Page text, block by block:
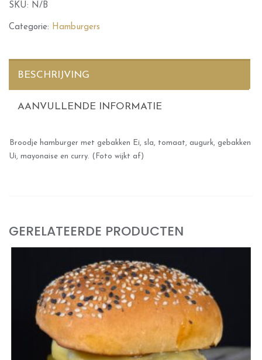
SKU: N/B
Categorie: Hamburgers
BESCHRIJVING
AANVULLENDE INFORMATIE
Broodje hamburger met gebakken Ei, sla, tomaat, augurk, gebakken
Ui, mayonaise en curry. (Foto wijkt af)
GERELATEERDE PRODUCTEN